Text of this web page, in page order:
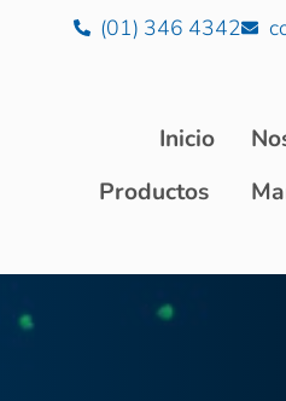
(01) 346 4342
Inicio
Productos